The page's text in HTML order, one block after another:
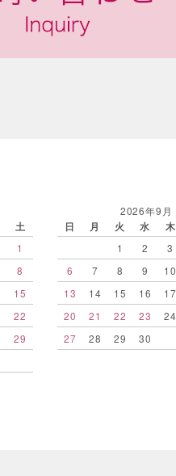
土
1
8
15
22
29
2026年9月
日
月 火 水 木
1
2 3
6
7 8 9 10
13
14 15 16 17
20
21 22 23 24
27
28 29 30